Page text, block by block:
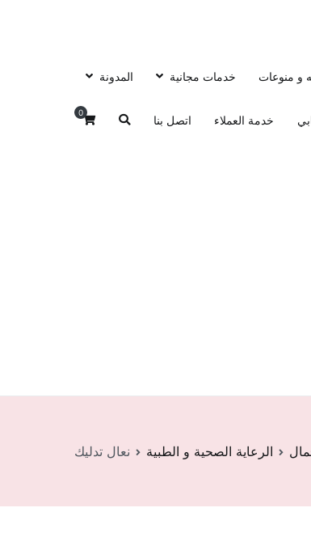
و منوعات خدمات مجانية المدونة
خدمة العملاء اتصل بنا
0
الرعاية الصحية و الطبية نعال تدليك